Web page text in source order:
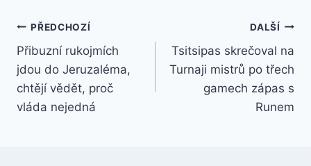
Navigace
pro
příspěvek
PŘEDCHOZÍ
Přibuzní rukojmích
jdou do Jeruzaléma,
chtějí vědět, proč
vláda nejedná
DALŠÍ
Tsitsipas skrečoval na
Turnaji mistrů po třech
gamech zápas s
Runem